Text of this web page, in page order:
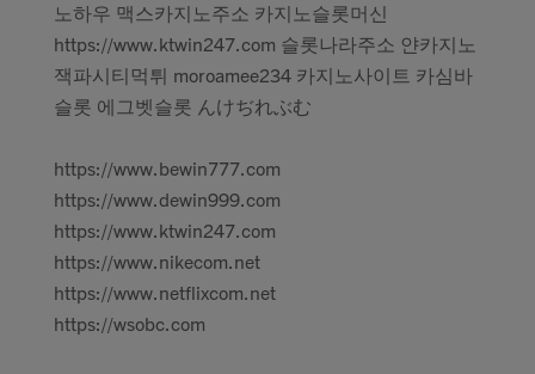
노하우 맥스카지노주소 카지노슬롯머신
https://www.ktwin247.com 슬롯나라주소 얀카지노
잭파시티먹튀 moroamee234 카지노사이트 카심바
슬롯 에그벳슬롯 んけぢれぶむ
https://www.bewin777.com
https://www.dewin999.com
https://www.ktwin247.com
https://www.nikecom.net
https://www.netflixcom.net
https://wsobc.com